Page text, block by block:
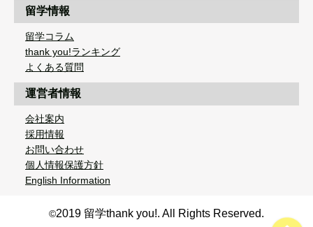
留学情報
留学コラム
thank you!ランキング
よくある質問
運営者情報
会社案内
採用情報
お問い合わせ
個人情報保護方針
English Information
©2019 留学thank you!. All Rights Reserved.